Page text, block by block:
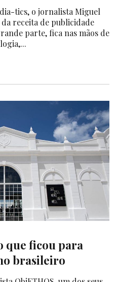
tics, o jornalista Miguel
receita de publicidade
parte, fica nas mãos de
que ficou para
brasileiro